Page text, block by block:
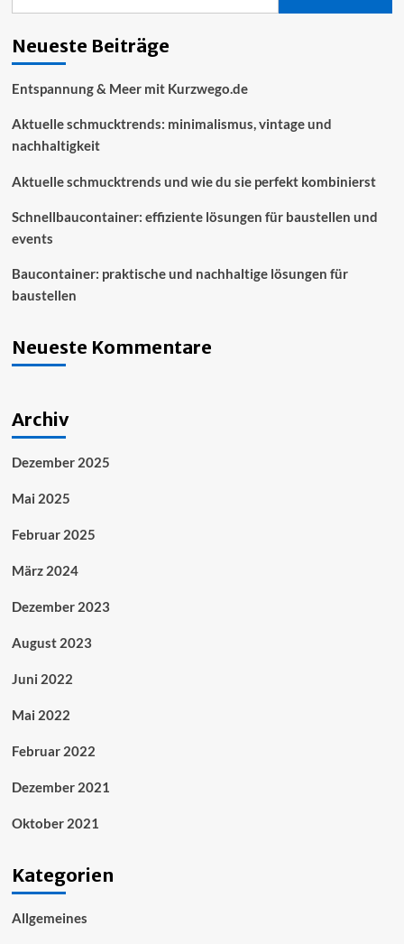
lösungen
Neueste Beiträge
Entspannung & Meer mit Kurzwego.de
Aktuelle schmucktrends: minimalismus, vintage und
nachhaltigkeit
Aktuelle schmucktrends und wie du sie perfekt kombinierst
Schnellbaucontainer: effiziente lösungen für baustellen und
events
Baucontainer: praktische und nachhaltige lösungen für
baustellen
Neueste Kommentare
Archiv
Dezember 2025
Mai 2025
Februar 2025
März 2024
Dezember 2023
August 2023
Juni 2022
Mai 2022
Februar 2022
Dezember 2021
Oktober 2021
Kategorien
Allgemeines